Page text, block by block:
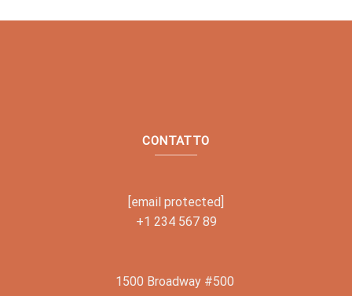
CONTATTO
[email protected]
+1 234 567 89
1500 Broadway #500